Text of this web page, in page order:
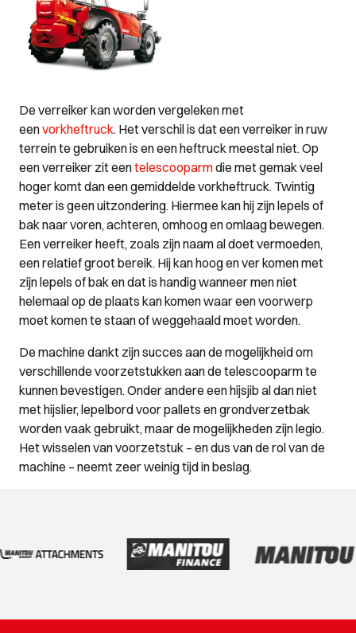
De verreiker kan worden vergeleken met
eenvorkheftruck. Het verschil is dat een verreiker in ruw
terrein te gebruiken is en een heftruck meestal niet. Op
een verreiker zit eentelescooparmdie met gemak veel
hoger komt dan een gemiddelde vorkheftruck. Twintig
meter is geen uitzondering. Hiermee kan hij zijn lepels of
bak naar voren, achteren, omhoog en omlaag bewegen.
Een verreiker heeft, zoals zijn naam al doet vermoeden,
een relatief groot bereik. Hij kan hoog en ver komen met
zijn lepels of bak en dat is handig wanneer men niet
helemaal op de plaats kan komen waar een voorwerp
moet komen te staan of weggehaald moet worden.
De machine dankt zijn succes aan de mogelijkheid om
verschillende voorzetstukken aan de telescooparm te
kunnen bevestigen. Onder andere een hijsjib al dan niet
met hijslier, lepelbord voor pallets en grondverzetbak
worden vaak gebruikt, maar de mogelijkheden zijn legio.
Het wisselen van voorzetstuk – en dus van de rol van de
machine – neemt zeer weinig tijd in beslag.